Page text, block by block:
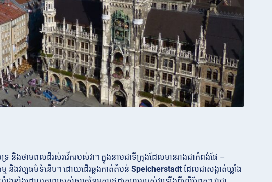
និងថាមពលដ៏រស់រវើករបស់វា។ ក្នុងនាមជាទីក្រុងដែលមានរាងជាកំពង់ផែ –
និងវប្បធម៌ទំនើប។ ដោយដើរឆ្លងកាត់តំបន់ Speicherstadt ដែលជាសង្កាត់ឃ្លាំង